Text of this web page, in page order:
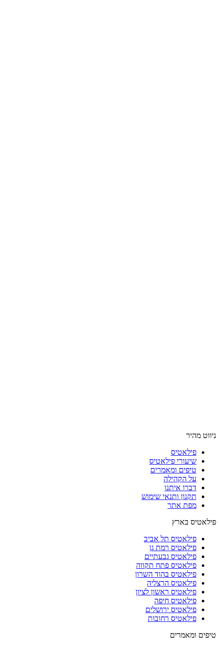
ניווט מהיר
פילאטיס
שיעורי פילאטיס
טיפים ומאמרים
על הקהילה
דברו איתנו
תקנון ותנאי שימוש
מפת אתר
פילאטיס בארץ
פילאטיס תל אביב
פילאטיס רמת גן
פילאטיס גבעתיים
פילאטיס פתח תקווה
פילאטיס בהוד השרון
פילאטיס הרצליה
פילאטיס ראשון לציון
פילאטיס חיפה
פילאטיס ירושלים
פילאטיס רחובות
טיפים ומאמרים